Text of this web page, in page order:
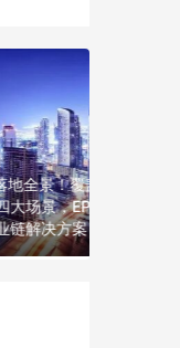
盖工
EP 上海
案